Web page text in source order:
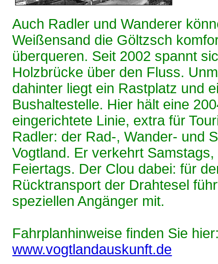
Auch Radler und Wanderer
Weißensand die Göltzsch
überqueren. Seit 2002 spannt
Holzbrücke über den Fluss.
dahinter liegt ein Rastplatz und
Bushaltestelle. Hier hält eine
eingerichtete Linie, extra für
Radler: der Rad-, Wander- und
Vogtland. Er verkehrt
Feiertags. Der Clou dabei: für
Rücktransport der Drahtesel
speziellen Angänger mit.
Fahrplanhinweise finden Sie
www.vogtlandauskunft.de